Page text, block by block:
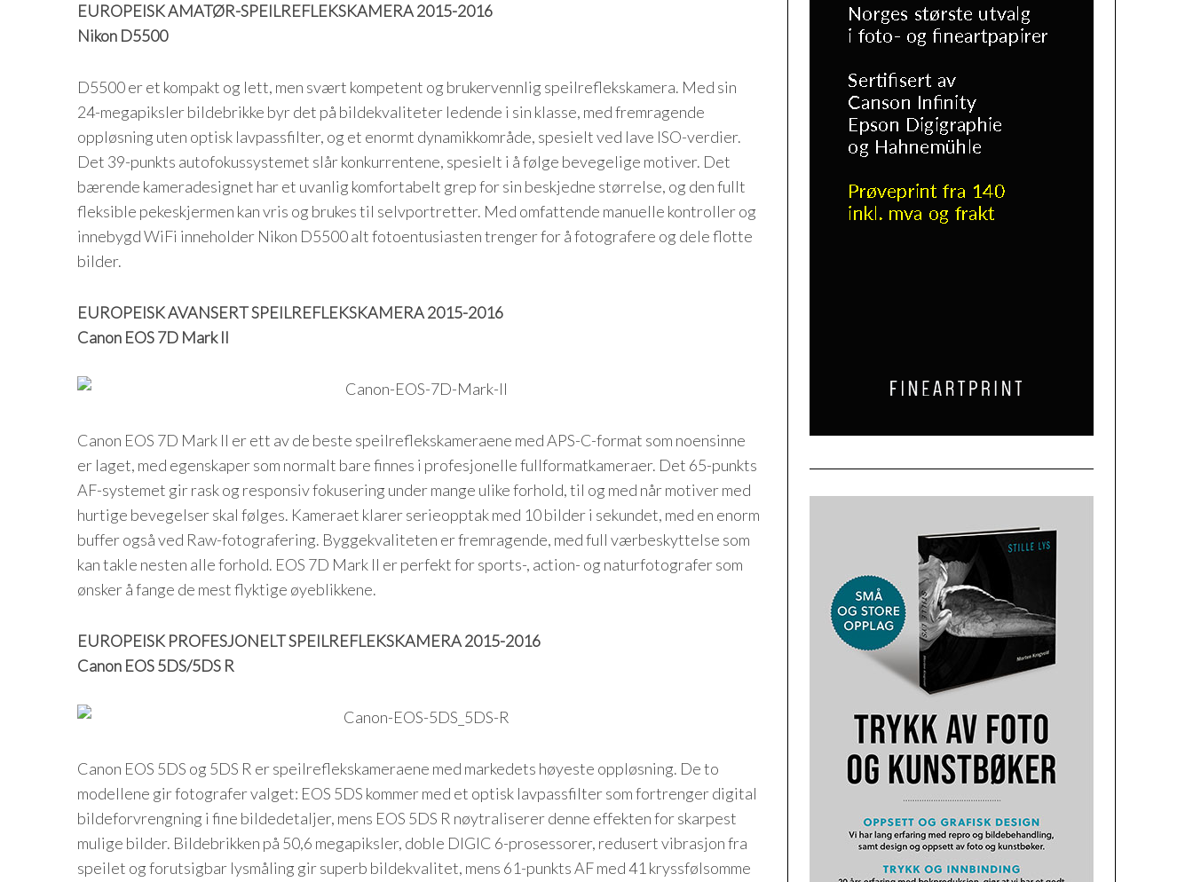
EUROPEISK AMATØR-SPEILREFLEKSKAMERA 2015-2016
Nikon D5500
D5500 er et kompakt og lett, men svært kompetent og brukervennlig speilreflekskamera. Med sin
24-megapiksler bildebrikke byr det på bildekvaliteter ledende i sin klasse, med fremragende
oppløsning uten optisk lavpassfilter, og et enormt dynamikkområde, spesielt ved lave ISO-verdier.
Det 39-punkts autofokussystemet slår konkurrentene, spesielt i å følge bevegelige motiver. Det
bærende kameradesignet har et uvanlig komfortabelt grep for sin beskjedne størrelse, og den fullt
fleksible pekeskjermen kan vris og brukes til selvportretter. Med omfattende manuelle kontroller og
innebygd WiFi inneholder Nikon D5500 alt fotoentusiasten trenger for å fotografere og dele flotte
bilder.
EUROPEISK AVANSERT SPEILREFLEKSKAMERA 2015-2016
Canon EOS 7D Mark II
Canon EOS 7D Mark II er ett av de beste speilreflekskameraene med APS-C-format som noensinne
er laget, med egenskaper som normalt bare finnes i profesjonelle fullformatkameraer. Det 65-punkts
AF-systemet gir rask og responsiv fokusering under mange ulike forhold, til og med når motiver med
hurtige bevegelser skal følges. Kameraet klarer serieopptak med 10 bilder i sekundet, med en enorm
buffer også ved Raw-fotografering. Byggekvaliteten er fremragende, med full værbeskyttelse som
kan takle nesten alle forhold. EOS 7D Mark II er perfekt for sports-, action- og naturfotografer som
ønsker å fange de mest flyktige øyeblikkene.
EUROPEISK PROFESJONELT SPEILREFLEKSKAMERA 2015-2016
Canon EOS 5DS/5DS R
Canon EOS 5DS og 5DS R er speilreflekskameraene med markedets høyeste oppløsning. De to
modellene gir fotografer valget: EOS 5DS kommer med et optisk lavpassfilter som fortrenger digital
bildeforvrengning i fine bildedetaljer, mens EOS 5DS R nøytraliserer denne effekten for skarpest
mulige bilder. Bildebrikken på 50,6 megapiksler, doble DIGIC 6-prosessorer, redusert vibrasjon fra
speilet og forutsigbar lysmåling gir superb bildekvalitet, mens 61-punkts AF med 41 kryssfølsomme